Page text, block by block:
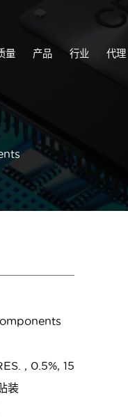
量 产品 行业 代理
, 0.5%, 15
装